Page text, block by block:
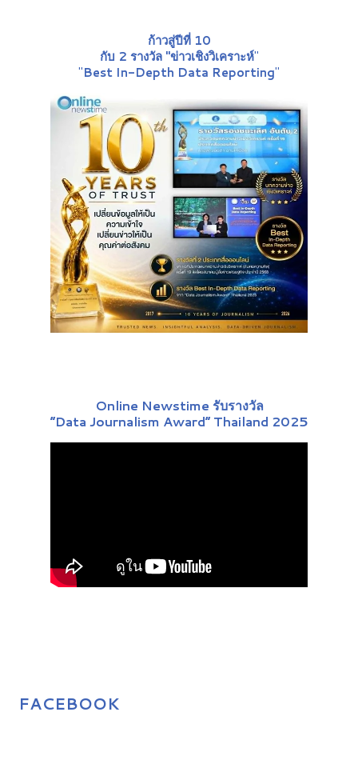
ก้าวสู่ปีที่ 10
กับ 2 รางวัล "ข่าวเชิงวิเคราะห์"
"Best In-Depth Data Reporting"
Online Newstime รับรางวัล
“Data Journalism Award” Thailand 2025
FACEBOOK